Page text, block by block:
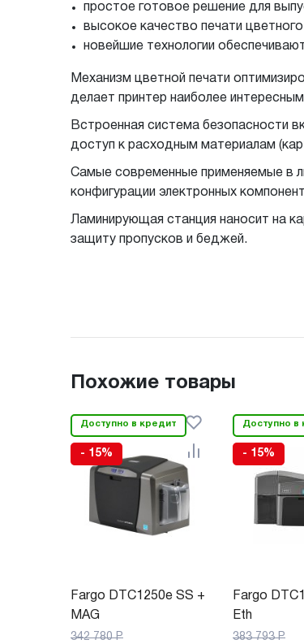
простое готовое решение для
высокое качество печати
новейшие технологии
Механизм цветной печати
делает принтер наиболее
Встроенная система безопасности
доступ к расходным материалам
Самые современные применяемые в
конфигурации электронных
Ламинирующая станция наносит на
защиту пропусков и беджей.
Похожие товары
Доступно в кредит
- 15%
Fargo DTC1250e SS +
MAG
342 780 Р
Доступно в
- 15%
Fargo
Eth
383 793 Р